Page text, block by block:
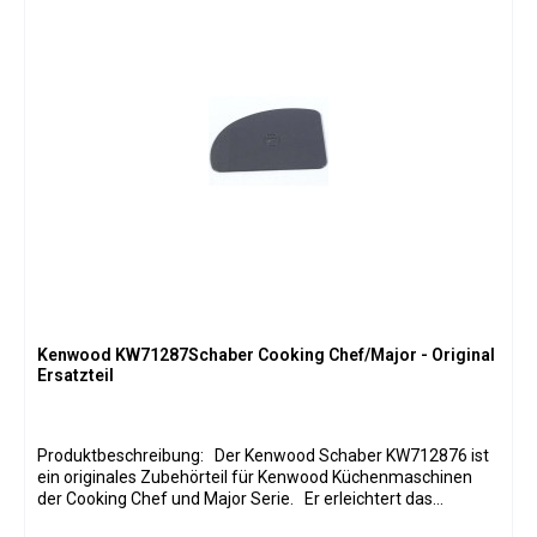
Kenwood KW71287Schaber Cooking Chef/Major - Original
Ersatzteil
Produktbeschreibung: Der Kenwood Schaber KW712876 ist
ein originales Zubehörteil für Kenwood Küchenmaschinen
der Cooking Chef und Major Serie. Er erleichtert das